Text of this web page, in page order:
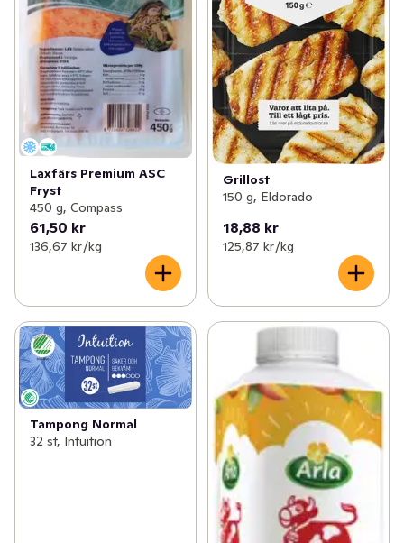
Laxfärs Premium ASC
Fryst
450 g, Compass
61,50 kr
136,67 kr /kg
Grillost
150 g, Eldorado
18,88 kr
125,87 kr /kg
Tampong Normal
32 st, Intuition